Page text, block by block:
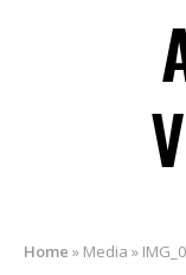
Home » Media »